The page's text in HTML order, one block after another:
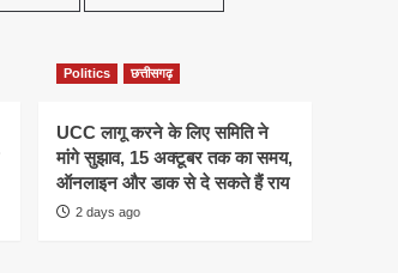
Politics छत्तीसगढ़
UCC लागू करने के लिए समिति ने
मांगे सुझाव, 15 अक्टूबर तक का समय,
ऑनलाइन और डाक से दे सकते हैं राय
2 days ago